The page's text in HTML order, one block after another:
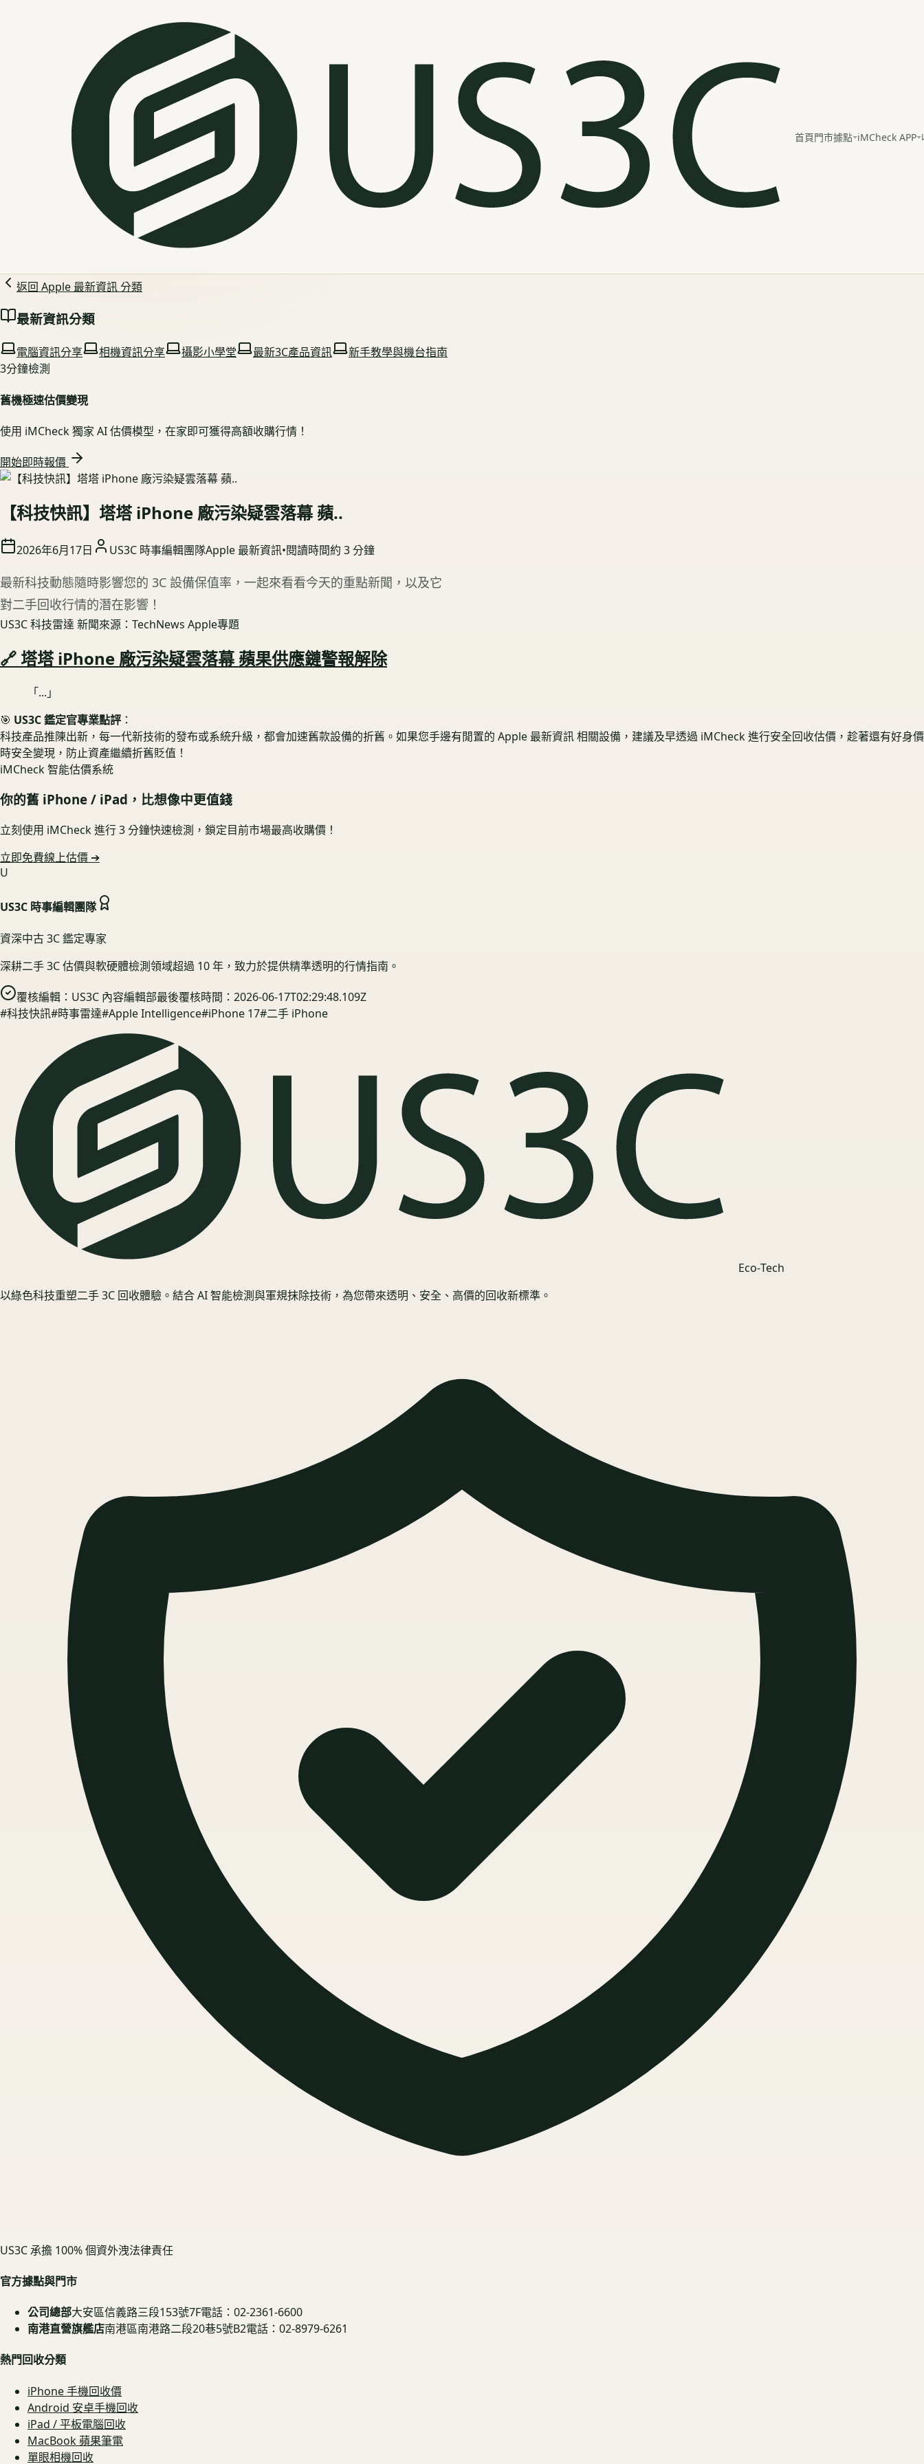
首頁門市據點 iMCheck APP
返回 Apple 最新資訊分類
最新資訊分類
電腦資訊分享 相機資訊分享 攝影小學堂 最新3C產品資訊
新手教學與機台指南
3分鐘檢測
舊機極速估價變現
使用 iMCheck 獨家 AI 估價模型，在家即可獲得高額收購行情！
開始即時報價
【科技快訊】塔塔 iPhone 廠污染疑雲落幕 蘋..
2026年6月17日 US3C 時事編輯團隊Apple 最新資訊•閱讀時間約 3分鐘
最新科技動態隨時影響您的 3C 設備保值率，一起來看看今天的重點新聞，以及它
對二手回收行情的潛在影響！
US3C 科技雷達 新聞來源：TechNews Apple專題
🔗 塔塔 iPhone 廠污染疑雲落幕 蘋果供應鏈警報解除
「...」
🎯 US3C 鑑定官專業點評 ：
科技產品推陳出新，每一代新技術的發布或系統升級，都會加速舊款設備的折舊。如果您手邊有閒置的 Apple 最新資訊 相關設備，建議及早透過 iMCheck 進行安全回收估價，趁著還有好身價
時安全變現，防止資產繼續折舊貶值！
iMCheck 智能估價系統
你的舊 iPhone / iPad ，比想像中更值錢
立刻使用 iMCheck 進行 3 分鐘快速檢測，鎖定目前市場最高收購價！
立即免費線上估價 ➔
U
US3C 時事編輯團隊
資深中古 3C 鑑定專家
深耕二手 3C 估價與軟硬體檢測領域超過 10 年，致力於提供精準透明的行情指南。
覆核編輯： US3C 內容編輯部最後覆核時間： 2026-06-17T02:29:48.109Z
#科技快訊#時事雷達#Apple Intelligence#iPhone 17#二手 iPhone
Eco‑Tech
以綠色科技重塑二手 3C 回收體驗。結合 AI 智能檢測與軍規抹除技術，為您帶來透明、安全、高價的回收新標準。
US3C 承擔 100% 個資外洩法律責任
官方據點與門市
公司總部大安區信義路三段153號7F電話：02-2361-6600
南港直營旗艦店南港區南港路二段20巷5號B2電話：02-8979-6261
熱門回收分類
iPhone 手機回收價
Android 安卓手機回收
iPad / 平板電腦回收
MacBook 蘋果筆電
單眼相機回收